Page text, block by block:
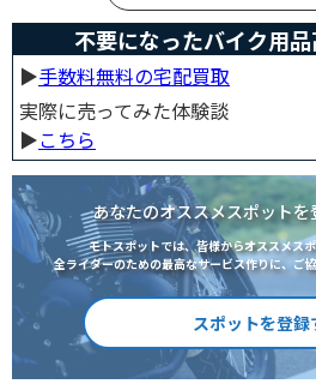
不要になったバイク用品
▶︎手数料無料の宅配買取
実際に売ってみた体験談
▶︎こちら
あなたのオススメスポット
モトスポットでは、皆様からオススメス
全ライダーのための最高なサービス作りに、ご
スポットを登録